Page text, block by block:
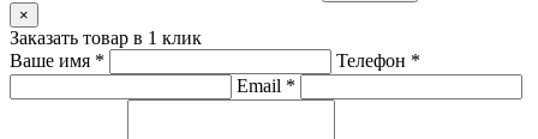
×
Заказать товар в 1 клик
Ваше имя * Телефон *
Email *